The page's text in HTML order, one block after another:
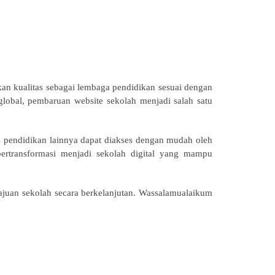
kualitas sebagai lembaga pendidikan sesuai dengan
pembaruan website sekolah menjadi salah satu
lainnya dapat diakses dengan mudah oleh
menjadi sekolah digital yang mampu
sekolah secara berkelanjutan. Wassalamualaikum